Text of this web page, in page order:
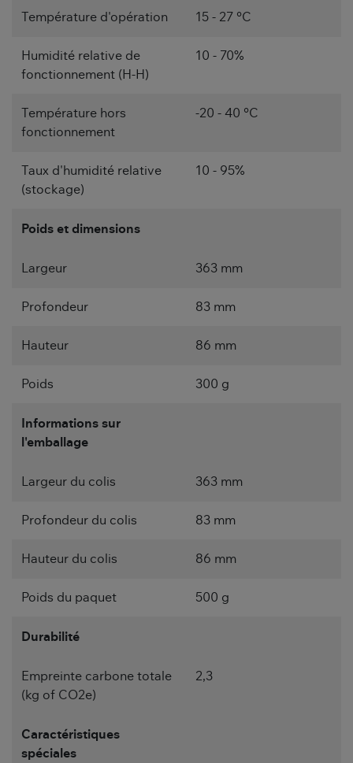
Température d'opération 15 - 27 °C
Humidité relative de
fonctionnement (H-H)
10 - 70%
Température hors
fonctionnement
-20 - 40 °C
Taux d'humidité relative
(stockage)
10 - 95%
Poids et dimensions
Largeur 363 mm
Profondeur 83 mm
Hauteur 86 mm
Poids 300 g
Informations sur
l'emballage
Largeur du colis 363 mm
Profondeur du colis 83 mm
Hauteur du colis 86 mm
Poids du paquet 500 g
Durabilité
Empreinte carbone totale
(kg of CO2e)
2,3
Caractéristiques
spéciales